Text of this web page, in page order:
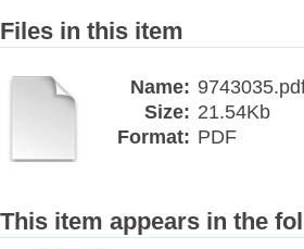
Files in this item
Name:
Size: 21.54Kb
Format: PDF
This item appears in the